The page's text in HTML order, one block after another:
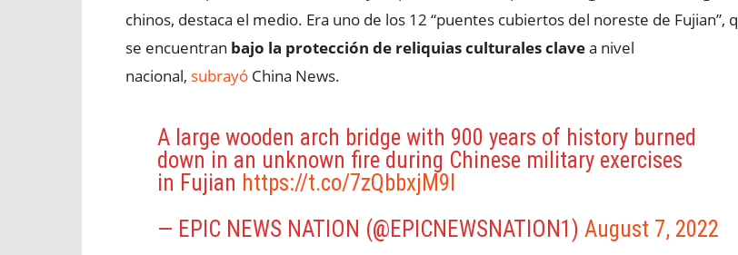
chinos, destaca el medio. Era uno de los 12 “puentes cubiertos del noreste de Fujian”,
se encuentran bajo la protección de reliquias culturales clavea nivel
nacional, subrayó China News.
A large wooden arch bridge with 900 years of history burned
down in an unknown fire during Chinese military exercises
in Fujian https://t.co/7zQbbxjM9l
— EPIC NEWS NATION (@EPICNEWSNATION1) August 7, 2022